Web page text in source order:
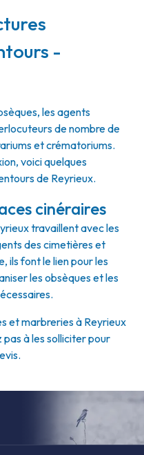
-
les agents
de nombre de
et crématoriums.
voici quelques
de Reyrieux.
cinéraires
travaillent avec les
des cimetières et
ils font le lien pour les
les obsèques et les
et marbreries à Reyrieux
à les solliciter pour